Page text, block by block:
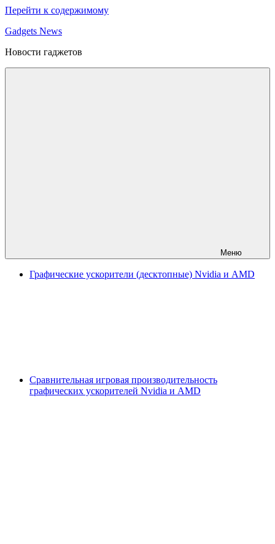
Перейти к содержимому
Gadgets News
Новости гаджетов
Меню
Графические ускорители (десктопные) Nvidia и AMD
Сравнительная игровая производительность
графических ускорителей Nvidia и AMD